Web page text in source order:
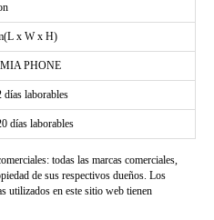
x W x H)
PHONE
días laborables
días laborables
todas las marcas comerciales,
de sus respectivos dueños. Los
utilizados en este sitio web tienen